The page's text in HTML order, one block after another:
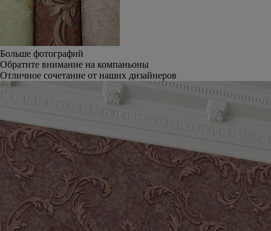
Больше фотографий
Обратите внимание на компаньоны
Отличное сочетание от наших дизайнеров